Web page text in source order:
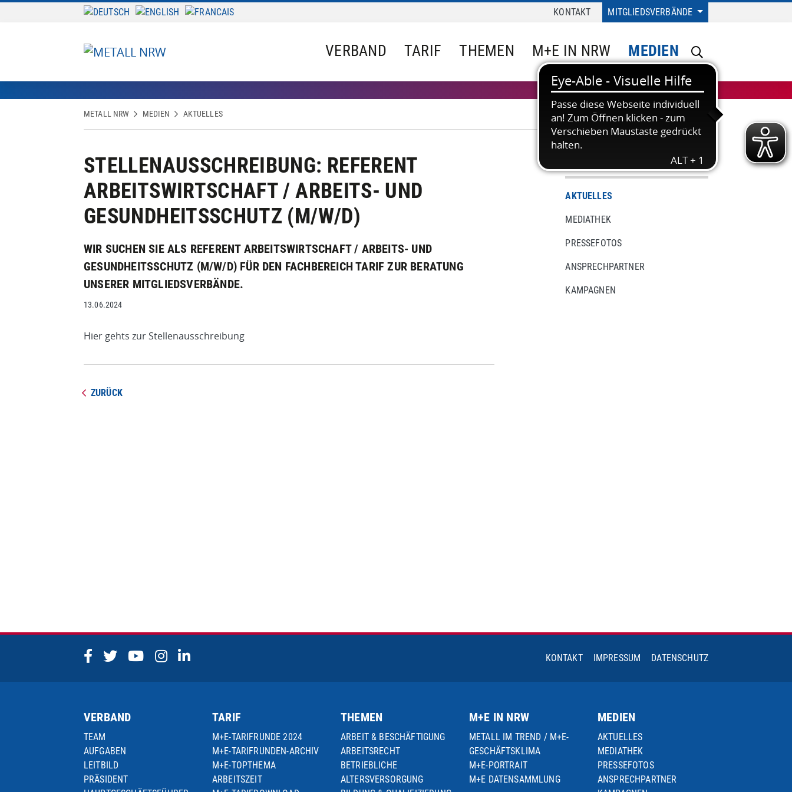
MITGLIEDSVERBÄNDE
KONTAKT
VERBAND TARIF THEMEN M+E IN NRW MEDIEN
METALL NRW MEDIEN AKTUELLES
STELLENAUSSCHREIBUNG: REFERENT
ARBEITSWIRTSCHAFT / ARBEITS- UND
GESUNDHEITSSCHUTZ (M/W/D)
WIR SUCHEN SIE ALS REFERENT ARBEITSWIRTSCHAFT / ARBEITS- UND
GESUNDHEITSSCHUTZ (M/W/D) FÜR DEN FACHBEREICH TARIF ZUR BERATUNG
UNSERER MITGLIEDSVERBÄNDE.
13.06.2024
Hier gehts zur Stellenausschreibung
ZURÜCK
MEDIEN
AKTUELLES
MEDIATHEK
PRESSEFOTOS
ANSPRECHPARTNER
KAMPAGNEN
KONTAKT IMPRESSUM DATENSCHUTZ
VERBAND
TEAM
AUFGABEN
LEITBILD
PRÄSIDENT
TARIF
M+E-TARIFRUNDE 2024
M+E-TARIFRUNDEN-ARCHIV
M+E-TOPTHEMA
ARBEITSZEIT
THEMEN
ARBEIT & BESCHÄFTIGUNG
ARBEITSRECHT
BETRIEBLICHE
ALTERSVERSORGUNG
M+E IN NRW
METALL IM TREND / M+E-
GESCHÄFTSKLIMA
M+E-PORTRAIT
M+E DATENSAMMLUNG
MEDIEN
AKTUELLES
MEDIATHEK
PRESSEFOTOS
ANSPRECHPARTNER